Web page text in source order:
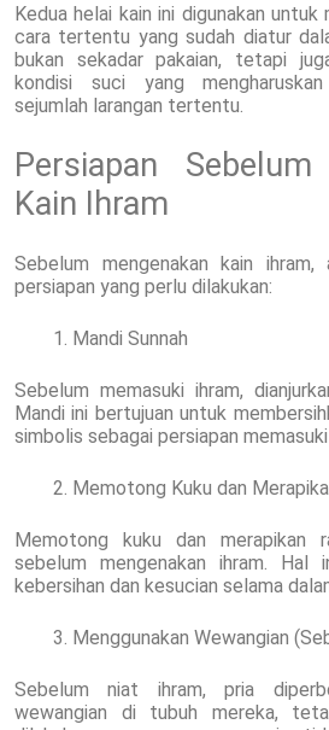
Kedua helai kain ini digunakan
cara tertentu yang sudah diatur
bukan sekadar pakaian, tetapi
kondisi suci yang
sejumlah larangan tertentu.
Persiapan Sebelum
Kain Ihram
Sebelum mengenakan kain ihram,
persiapan yang perlu dilakukan:
Mandi Sunnah
Sebelum memasuki ihram,
Mandi ini bertujuan untuk
simbolis sebagai persiapan
Memotong Kuku dan
Memotong kuku dan merapikan
sebelum mengenakan ihram. Hal
kebersihan dan kesucian selama
Menggunakan Wewangian
Sebelum niat ihram, pria
wewangian di tubuh mereka,